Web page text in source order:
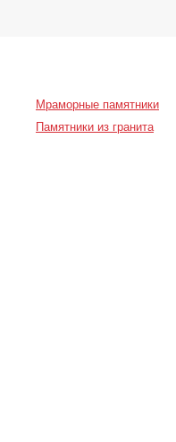
Мраморные памятники
Памятники из гранита